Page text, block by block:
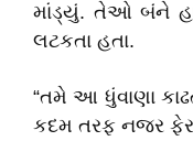
માંડ્યું. તેઓ બંને
લટકતા હતા.
“તમે આ ધુંવાણા
કદમ તરફ નજર